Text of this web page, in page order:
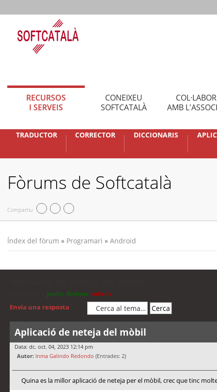
RECURSOS
I SERVEIS
CONEIXEU
SOFTCATALÀ
AMB
TRADUCTOR CORRECTOR DICCIONARIS
Fòrums de Softcatalà
Compartiu
Índex del fòrum » Programari » Android
jordis Andreu cubells
Envia una resposta
Aplicació de neteja del mòbil
Data: dc. oct. 04, 2023 12:14 pm
Autor: Inma Galindo Redondo (Entrades: 2)
Quina es la millor aplicació de neteja per el mòbil, crec que tinc